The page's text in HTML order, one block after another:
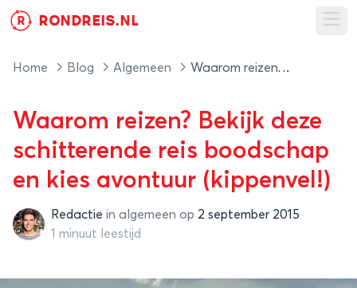
R RONDREIS.NL
Home Blog Algemeen Waarom reizen? Bekijk deze schitterende reis boodschap en kies avontuur (kippenvel!)
Waarom reizen? Bekijk deze
schitterende reis boodschap
en kies avontuur (kippenvel!)
RedactieRedactie in algemeen op 2 september 2015
1 minuut leestijd